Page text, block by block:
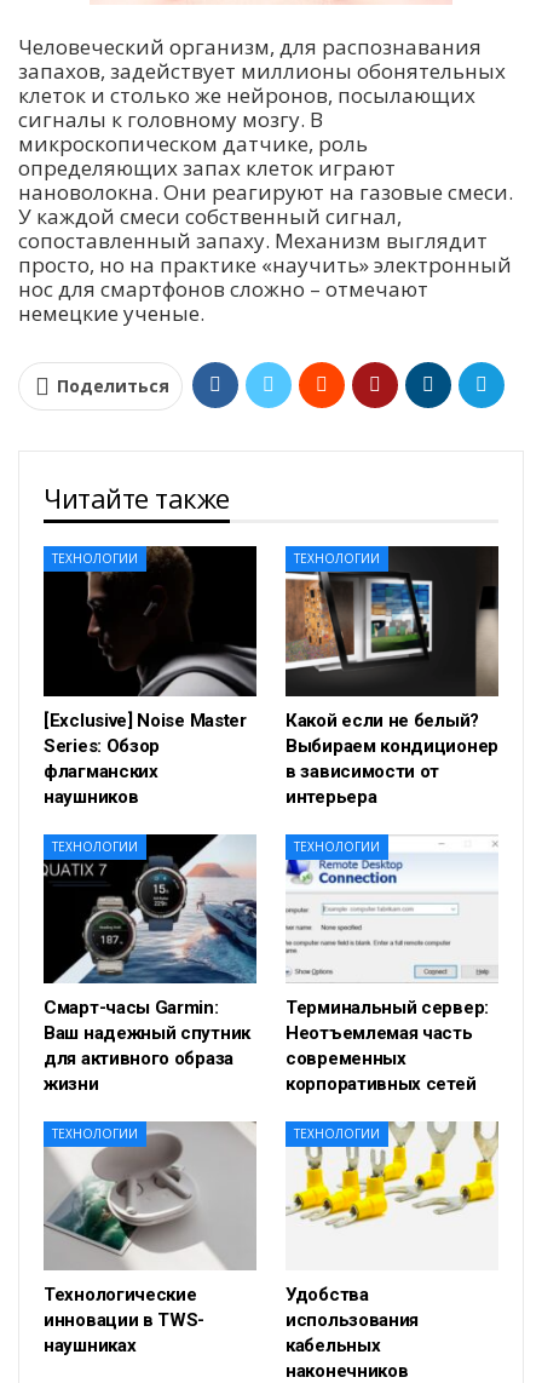
Человеческий организм, для распознавания
запахов, задействует миллионы обонятельных
клеток и столько же нейронов, посылающих
сигналы к головному мозгу. В
микроскопическом датчике, роль
определяющих запах клеток играют
нановолокна. Они реагируют на газовые смеси.
У каждой смеси собственный сигнал,
сопоставленный запаху. Механизм выглядит
просто, но на практике «научить» электронный
нос для смартфонов сложно – отмечают
немецкие ученые.
Поделиться
Читайте также
ТЕХНОЛОГИИ
[Exclusive] Noise Master
Series: Обзор
флагманских
наушников
ТЕХНОЛОГИИ
Какой если не белый?
Выбираем кондиционер
в зависимости от
интерьера
ТЕХНОЛОГИИ
Смарт-часы Garmin:
Ваш надежный спутник
для активного образа
жизни
ТЕХНОЛОГИИ
Терминальный сервер:
Неотъемлемая часть
современных
корпоративных сетей
ТЕХНОЛОГИИ
Технологические
инновации в TWS-
наушниках
ТЕХНОЛОГИИ
Удобства
использования
кабельных
наконечников